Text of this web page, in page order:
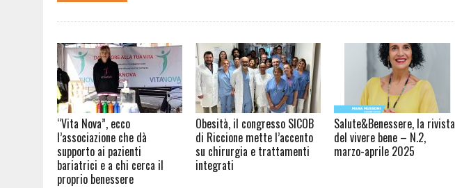
“Vita Nova”, ecco
l’associazione che dà
supporto ai pazienti
bariatrici e a chi cerca il
proprio benessere
Obesità, il congresso SICOB
di Riccione mette l’accento
su chirurgia e trattamenti
integrati
Salute&Benessere, la rivista
del vivere bene – N.2,
marzo-aprile 2025